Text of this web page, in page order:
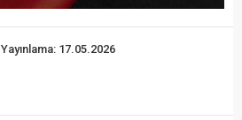
Yayınlama: 17.05.2026